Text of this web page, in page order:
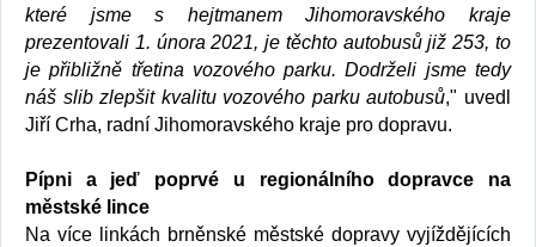
které jsme s hejtmanem Jihomoravského kraje
prezentovali 1. února 2021, je těchto autobusů již 253, to
je přibližně třetina vozového parku. Dodrželi jsme tedy
náš slib zlepšit kvalitu vozového parku autobusů," uvedl
Jiří Crha, radní Jihomoravského kraje pro dopravu.
Pípni a jeď poprvé u regionálního dopravce na
městské lince
Na více linkách brněnské městské dopravy vyjíždějících